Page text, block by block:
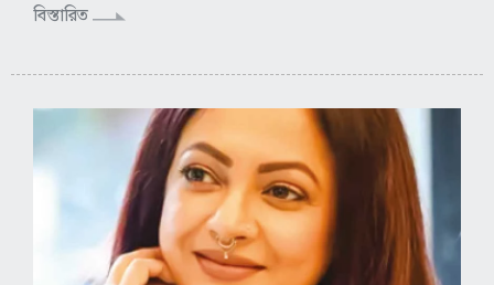
বিস্তারিত